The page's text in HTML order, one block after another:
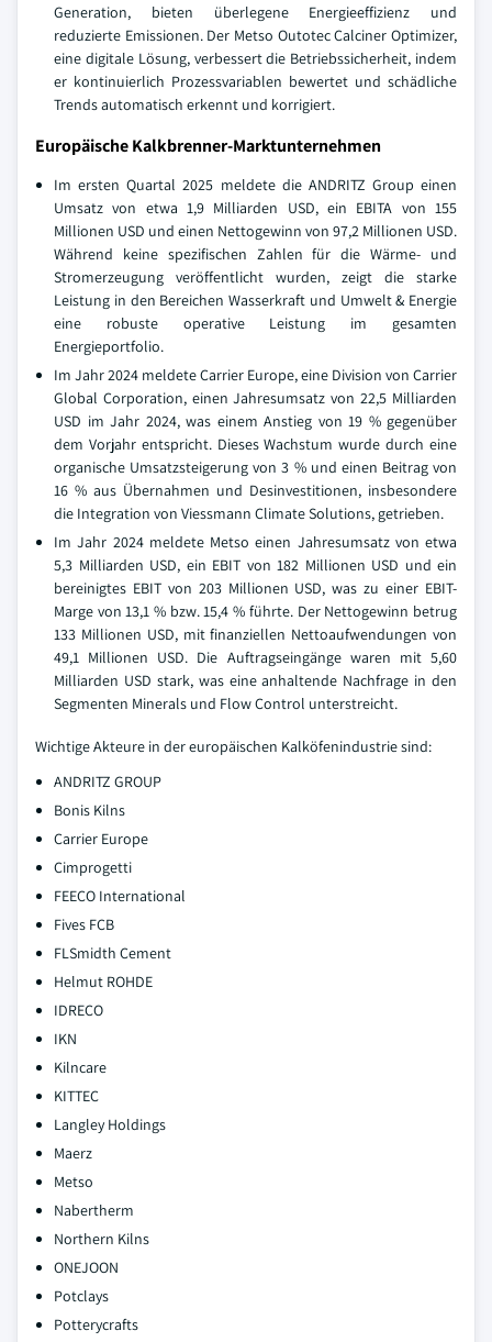
Generation, bieten überlegene Energieeffizienz und
reduzierte Emissionen. Der Metso Outotec Calciner Optimizer,
eine digitale Lösung, verbessert die Betriebssicherheit, indem
er kontinuierlich Prozessvariablen bewertet und schädliche
Trends automatisch erkennt und korrigiert.
Europäische Kalkbrenner-Marktunternehmen
Im ersten Quartal 2025 meldete die ANDRITZ Group einen
Umsatz von etwa 1,9 Milliarden USD, ein EBITA von 155
Millionen USD und einen Nettogewinn von 97,2 Millionen USD.
Während keine spezifischen Zahlen für die Wärme- und
Stromerzeugung veröffentlicht wurden, zeigt die starke
Leistung in den Bereichen Wasserkraft und Umwelt & Energie
eine robuste operative Leistung im gesamten
Energieportfolio.
Im Jahr 2024 meldete Carrier Europe, eine Division von Carrier
Global Corporation, einen Jahresumsatz von 22,5 Milliarden
USD im Jahr 2024, was einem Anstieg von 19 % gegenüber
dem Vorjahr entspricht. Dieses Wachstum wurde durch eine
organische Umsatzsteigerung von 3 % und einen Beitrag von
16 % aus Übernahmen und Desinvestitionen, insbesondere
die Integration von Viessmann Climate Solutions, getrieben.
Im Jahr 2024 meldete Metso einen Jahresumsatz von etwa
5,3 Milliarden USD, ein EBIT von 182 Millionen USD und ein
bereinigtes EBIT von 203 Millionen USD, was zu einer EBIT-
Marge von 13,1 % bzw. 15,4 % führte. Der Nettogewinn betrug
133 Millionen USD, mit finanziellen Nettoaufwendungen von
49,1 Millionen USD. Die Auftragseingänge waren mit 5,60
Milliarden USD stark, was eine anhaltende Nachfrage in den
Segmenten Minerals und Flow Control unterstreicht.
Wichtige Akteure in der europäischen Kalköfenindustrie sind:
ANDRITZ GROUP
Bonis Kilns
Carrier Europe
Cimprogetti
FEECO International
Fives FCB
FLSmidth Cement
Helmut ROHDE
IDRECO
IKN
Kilncare
KITTEC
Langley Holdings
Maerz
Metso
Nabertherm
Northern Kilns
ONEJOON
Potclays
Potterycrafts